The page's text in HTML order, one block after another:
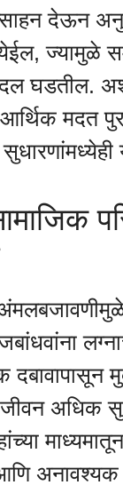
देऊन
ज्यामुळे
घडतील.
मदत
दबावापासून
जीवन अधिक
अनावश्यक